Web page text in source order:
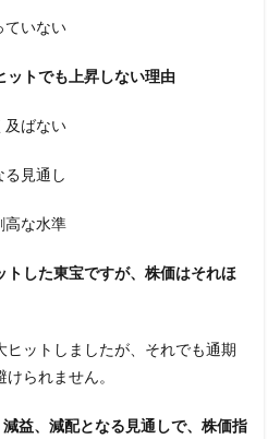
ていない
ットでも上昇しない理由
及ばない
る見通し
高な水準
トした東宝ですが、株価はそれほ
ヒットしましたが、それでも通期
られません。
益、減配となる見通しで、株価指